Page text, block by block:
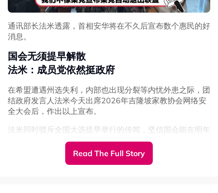
通讯部长法米透露，首相安华将在不久后宣布数个惠民的好
消息。
国会无须提早解散
法米：成员党依然挺政府
在希盟遭遇州选失利，内部也出现分裂等内忧外患之际，团
结政府发言人法米今天出席2026年吉隆坡家教协会网络安
全大会后，作出以上宣布。
法米同时驳斥全国大选提早举行的传闻，坚信国会能在明年
“我们预计大选将在明年年底（任期届满）举行。重点是团
Read The Full Story